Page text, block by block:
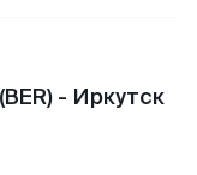
- Иркутск